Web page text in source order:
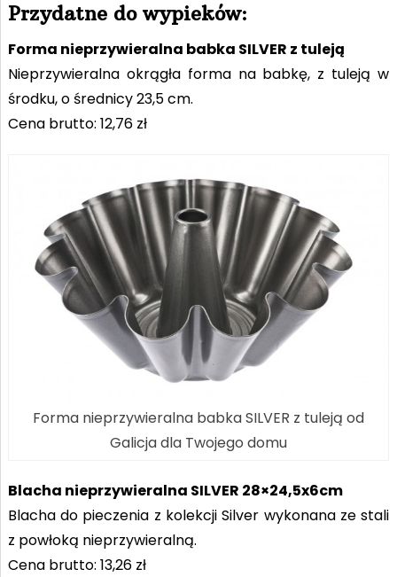
Przydatne do wypieków:
Forma nieprzywieralna babka SILVER z tuleją
Nieprzywieralna okrągła forma na babkę, z tuleją w
środku, o średnicy 23,5 cm.
Cena brutto: 12,76 zł
Forma nieprzywieralna babka SILVER z tuleją od
Galicja dla Twojego domu
Blacha nieprzywieralna SILVER 28×24,5x6cm
Blacha do pieczenia z kolekcji Silver wykonana ze stali
z powłoką nieprzywieralną.
Cena brutto: 13,26 zł